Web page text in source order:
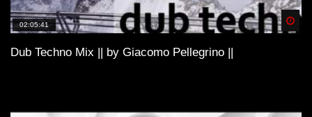
02:05:41
Dub Techno Mix || by Giacomo Pellegrino ||